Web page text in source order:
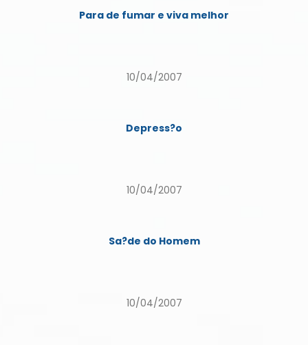
Para de fumar e viva melhor
10/04/2007
Depress?o
10/04/2007
Sa?de do Homem
10/04/2007